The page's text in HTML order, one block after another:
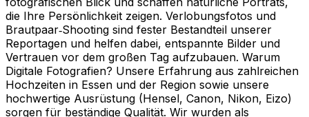
die Ihre Persönlichkeit zeigen. Verlobungsfotos und
Brautpaar‑Shooting sind fester Bestandteil unserer
Reportagen und helfen dabei, entspannte Bilder und
Vertrauen vor dem großen Tag aufzubauen. Warum
Digitale Fotografien? Unsere Erfahrung aus zahlreichen
Hochzeiten in Essen und der Region sowie unsere
hochwertige Ausrüstung (Hensel, Canon, Nikon, Eizo)
sorgen für beständige Qualität. Wir wurden als